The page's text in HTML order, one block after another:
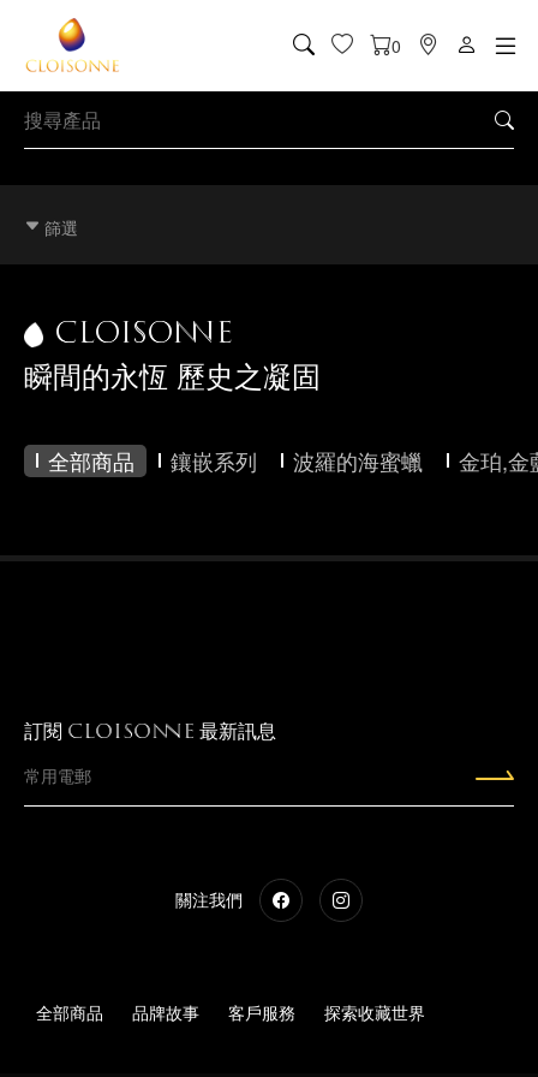
0
篩選
CLOISONNE
瞬間的永恆 歷史之凝固
全部商品 鑲嵌系列 波羅的海蜜蠟 金珀,金
訂閱 CLOISONNE 最新訊息
關注我們
全部商品 品牌故事 客戶服務 探索收藏世界